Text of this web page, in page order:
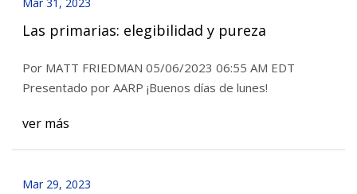
Las primarias: elegibilidad y pureza
Por MATT FRIEDMAN 05/06/2023 06:55 AM EDT
Presentado por AARP ¡Buenos días de lunes!
ver más
Mar 29, 2023